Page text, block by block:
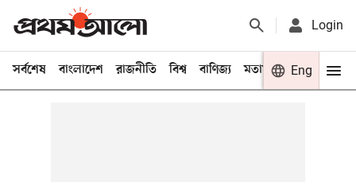
Login
সর্বশেষ বাংলাদেশ রাজনীতি বিশ্ব বাণিজ্য মতামত খেলা
Eng